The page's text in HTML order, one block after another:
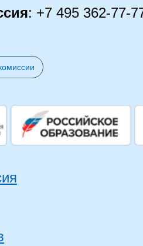
: +7 495 362-77-